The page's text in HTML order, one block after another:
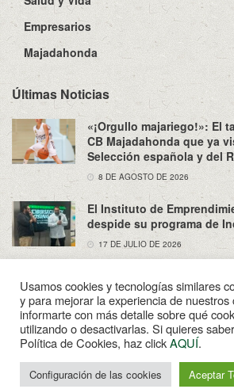
Empresarios
Majadahonda
Últimas Noticias
«¡Orgullo majariego!»: El
CB Majadahonda que ya
Selección española y del
8 DE AGOSTO DE 2026
El Instituto de
despide su programa de
17 DE JULIO DE 2026
Sobre Nosotros Política de Privacidad
Contacto
© 2022Enpapel- Tu periodico de Madahonda.
Usamos cookies y tecnologías similares
y para mejorar la experiencia de nuestros
informarte con más detalle sobre qué
utilizando o desactivarlas. Si quieres
Política de Cookies, haz clickAQUÍ.
Configuración de las cookies Aceptar